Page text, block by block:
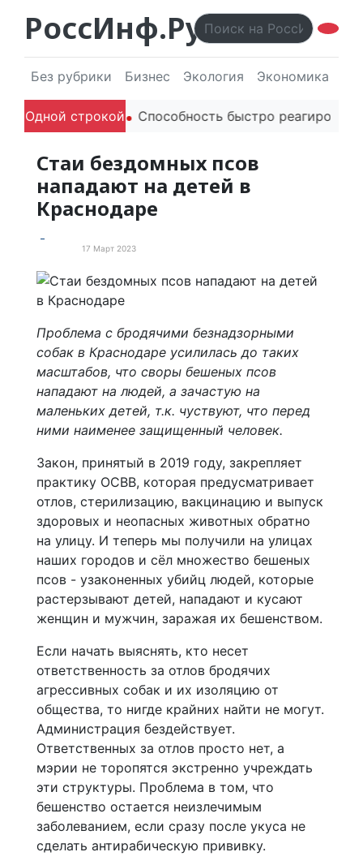
РоссИнф.Ру
Без рубрики Бизнес Экология Экономика
Одной строкой
в речи Способность быстро реагировать
Стаи бездомных псов
нападают на детей в
Краснодаре
17 Март 2023
Проблема с бродячими безнадзорными
собак в Краснодаре усилилась до таких
масштабов, что своры бешеных псов
нападают на людей, а зачастую на
маленьких детей, т.к. чуствуют, что перед
ними наименее защищенный человек.
Закон, принятый в 2019 году, закрепляет
практику ОСВВ, которая предусматривает
отлов, стерилизацию, вакцинацию и выпуск
здоровых и неопасных животных обратно
на улицу. И теперь мы получили на улицах
наших городов и сёл множество бешеных
псов - узаконенных убийц людей, которые
растерзывают детей, нападают и кусают
женщин и мужчин, заражая их бешенством.
Если начать выяснять, кто несет
ответственность за отлов бродячих
агрессивных собак и их изоляцию от
общества, то нигде крайних найти не могут.
Администрация бездействует.
Ответственных за отлов просто нет, а
мэрии не торопятся экстренно учреждать
эти структуры. Проблема в том, что
бешенство остается неизлечимым
заболеванием, если сразу после укуса не
сделать антирабическую прививку.